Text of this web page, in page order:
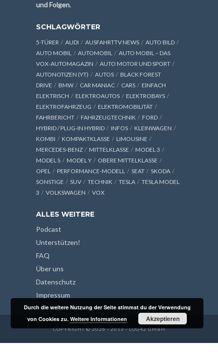
und Folgen.
SCHLAGWÖRTER
5-TÜRER AUDI AUSFAHRTTV NEWS
AUTO BILD
AUTO MOBIL
AUTOMOBIL
AUTO MOBIL – DAS
VOX-AUTOMAGAZIN
AUTO MOTOR UND SPORT
AUTONOTIZEN (YT)
AUTOS
BLACK FOREST
DRIVE
BMW CAR MANIAC CARS
EINFACH
ELEKTRISCH
ELEKTROAUTOS
ELEKTROBAYS
ELEKTROFAHRZEUG
ELEKTROMOBILITÄT
FAHRBERICHT
FAHRZEUGTECHNIK
FORD
HYBRID / PLUG-IN HYBRID
INFOS
KLEINWAGEN
KOMBI
KOMPAKTKLASSE
LIMOUSINE
MERCEDES-BENZ
MITTELKLASSE
MODEL 3
MODEL S
MODEL Y
OBERE MITTELKLASSE
OPEL
PERFORMANCE-MODELL SEAT
SKODA
SONSTIGE
SUV TECHNIK TESLA
TESLA MODEL
3
VOLKSWAGEN VOX
ALLES WEITERE
Podcast
Unterstützen!
FAQ
Über uns
Datenschutz
Impressum
COPYRIGHT © 2026 - 2013 - LOG42 GMBH
Durch die weitere Nutzung der Seite stimmst du der Verwendung
von Cookies zu.Weitere Informationen Akzeptieren